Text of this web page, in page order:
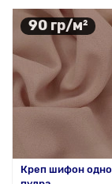
90 гр/м²
Креп шифон